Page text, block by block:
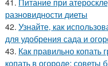
разновидности диеты
42. Узнайте, как
для удобрения сада и
43. Как правильно копать
копать в огороде: советы